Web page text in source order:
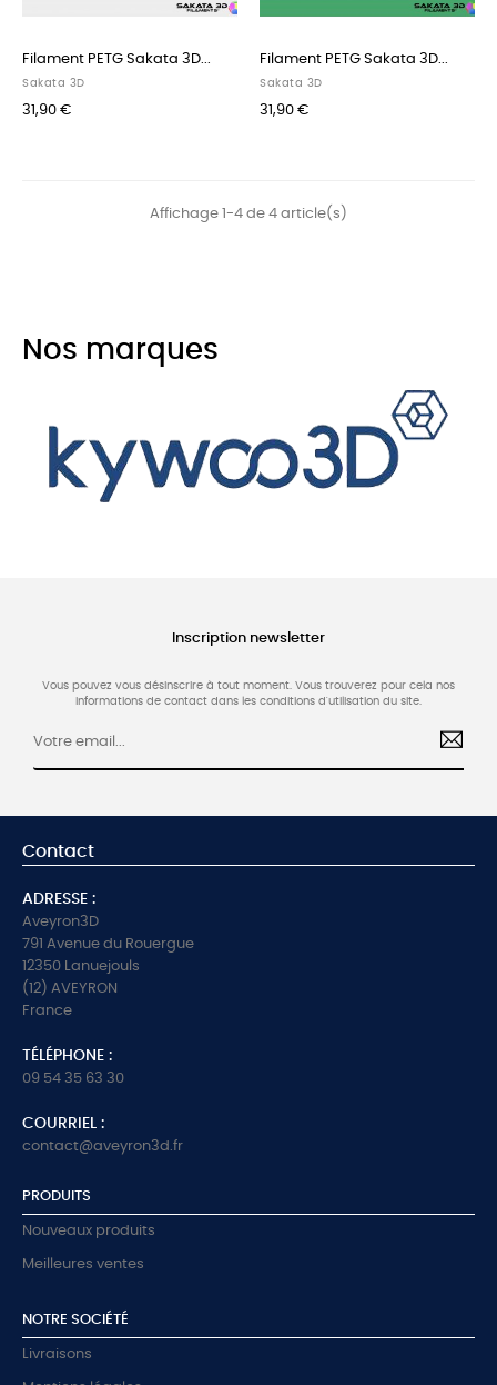
Filament PETG Sakata 3D...
Sakata 3D
31,90 €
Filament PETG Sakata 3D...
Sakata 3D
31,90 €
Affichage 1-4 de 4 article(s)
Nos marques
Inscription newsletter
Vous pouvez vous désinscrire à tout moment. Vous trouverez pour cela nos
informations de contact dans les conditions d'utilisation du site.
Contact
ADRESSE :
Aveyron3D
791 Avenue du Rouergue
12350 Lanuejouls
(12) AVEYRON
France
TÉLÉPHONE :
09 54 35 63 30
COURRIEL :
contact@aveyron3d.fr
PRODUITS
Nouveaux produits
Meilleures ventes
NOTRE SOCIÉTÉ
Livraisons